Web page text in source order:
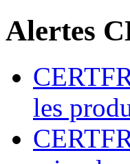
Alertes
les